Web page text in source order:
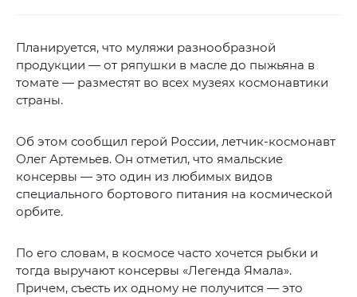
Планируется, что муляжи разнообразной
продукции — от ряпушки в масле до пыжьяна в
томате — разместят во всех музеях космонавтики
страны.
Об этом сообщил герой России, летчик-космонавт
Олег Артемьев. Он отметил, что ямальские
консервы — это один из любимых видов
специального бортового питания на космической
орбите.
По его словам, в космосе часто хочется рыбки и
тогда выручают консервы «Легенда Ямала».
Причем, съесть их одному не получится — это